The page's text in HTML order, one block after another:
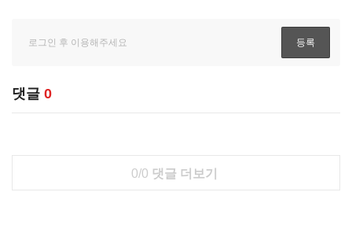
댓글 0
0/0 댓글 더보기